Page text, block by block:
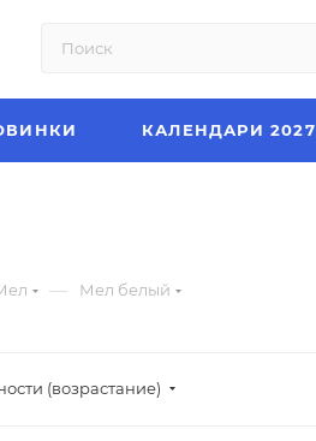
КАЛЕНДАРИ 2027
— Мел белый
(возрастание)